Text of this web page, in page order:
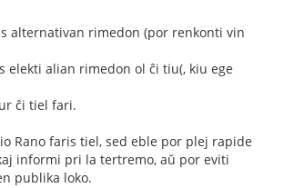
alternativan rimedon (por renkonti vin
elekti alian rimedon ol ĉi tiu(, kiu ege
ĉi tiel fari.
Rano faris tiel, sed eble por plej rapide
informi pri la tertremo, aŭ por eviti
publika loko.